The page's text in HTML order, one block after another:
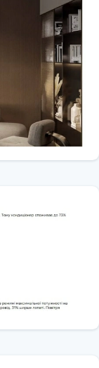
без
теплообменника
А+
мм) 820х299х215
660х475х242
(Тайланд)